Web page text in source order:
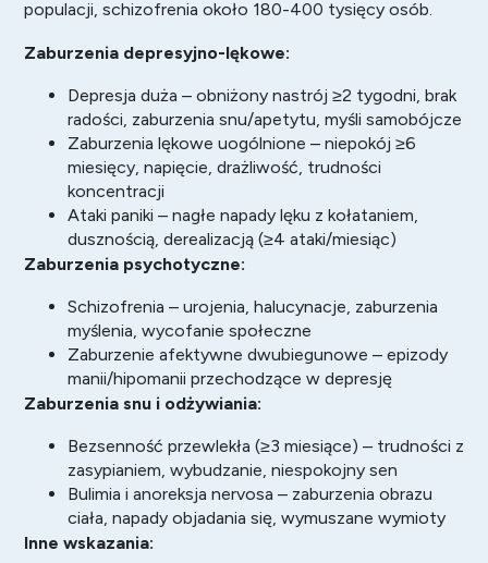
populacji, schizofrenia około 180-400 tysięcy osób.
Zaburzenia depresyjno-lękowe:
Depresja duża – obniżony nastrój ≥2 tygodni, brak
radości, zaburzenia snu/apetytu, myśli samobójcze
Zaburzenia lękowe uogólnione – niepokój ≥6
miesięcy, napięcie, drażliwość, trudności
koncentracji
Ataki paniki – nagłe napady lęku z kołataniem,
dusznością, derealizacją (≥4 ataki/miesiąc)
Zaburzenia psychotyczne:
Schizofrenia – urojenia, halucynacje, zaburzenia
myślenia, wycofanie społeczne
Zaburzenie afektywne dwubiegunowe – epizody
manii/hipomanii przechodzące w depresję
Zaburzenia snu i odżywiania:
Bezsenność przewlekła (≥3 miesiące) – trudności z
zasypianiem, wybudzanie, niespokojny sen
Bulimia i anoreksja nervosa – zaburzenia obrazu
ciała, napady objadania się, wymuszane wymioty
Inne wskazania: